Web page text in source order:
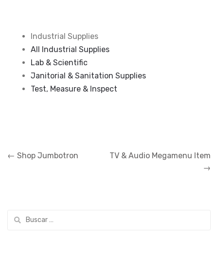
Industrial Supplies
All Industrial Supplies
Lab & Scientific
Janitorial & Sanitation Supplies
Test, Measure & Inspect
Navegación de entradas
← Shop Jumbotron
TV & Audio Megamenu Item
→
Buscar: